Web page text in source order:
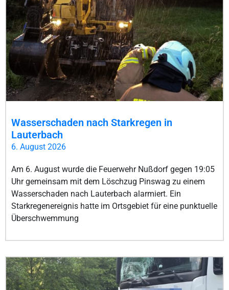
Wasserschaden nach Starkregen in
Lauterbach
6. August 2026
Am 6. August wurde die Feuerwehr Nußdorf gegen 19:05
Uhr gemeinsam mit dem Löschzug Pinswag zu einem
Wasserschaden nach Lauterbach alarmiert. Ein
Starkregenereignis hatte im Ortsgebiet für eine punktuelle
Überschwemmung